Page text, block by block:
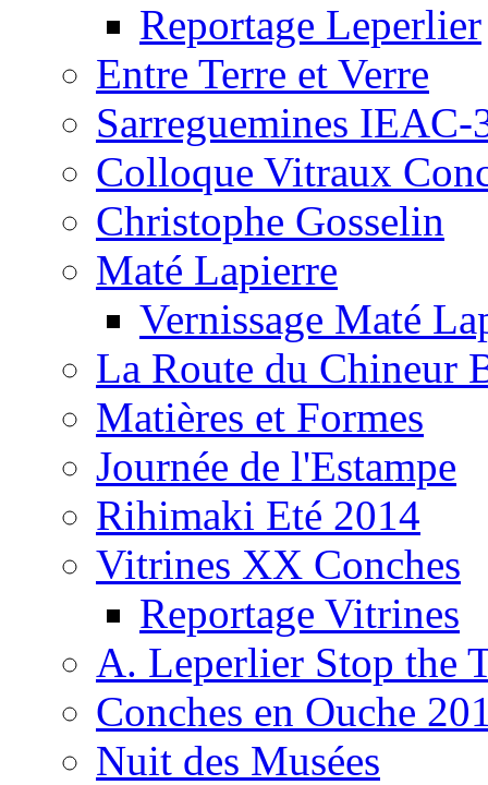
Reportage Leperlier
Entre Terre et Verre
Sarreguemines IEAC-
Colloque Vitraux
Christophe Gosselin
Maté Lapierre
Vernissage Maté
La Route du Chineur
Matières et Formes
Journée de l'Estampe
Rihimaki Eté 2014
Vitrines XX Conches
Reportage Vitrines
A. Leperlier Stop the
Conches en Ouche
Nuit des Musées